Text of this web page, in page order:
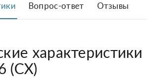
Вопрос-ответ Отзывы
характеристики
(CХ)